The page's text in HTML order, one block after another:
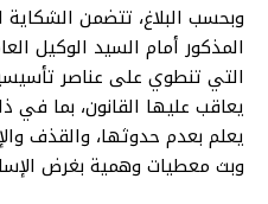
وبحسب البلاغ، تتضمن
المذكور أمام السيد الوكيل
التي تنطوي على عناصر
يعاقب عليها القانون، بما في
يعلم بعدم حدوثها، والقذف
وبث معطيات وهمية بغرض